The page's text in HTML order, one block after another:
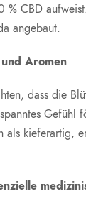
% CBD
angebaut.
Aromen
dass die
Gefühl
als kieferartig,